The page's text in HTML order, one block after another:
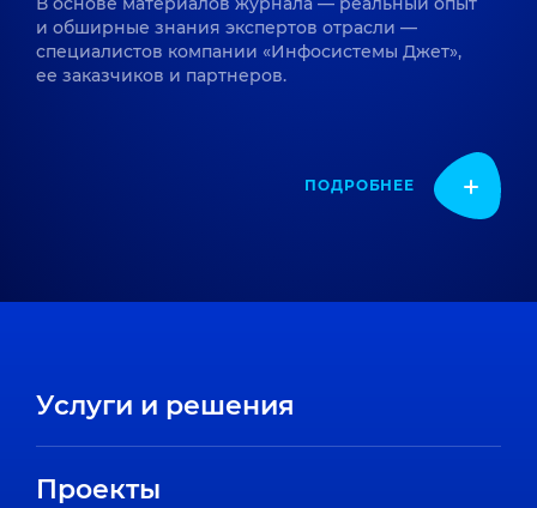
и обширные знания экспертов отрасли —
специалистов компании «Инфосистемы Джет»,
ее заказчиков и партнеров.
ПОДРОБНЕЕ
Услуги и решения
Проекты